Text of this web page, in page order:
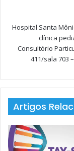
esqueléticas
Por ser um
abrandar sinais
cada vez mais
exacerbações
isso, existem
níveis de
asma [2].
Hospital Santa
clínica
Consultório
411/sala 703
Artigos